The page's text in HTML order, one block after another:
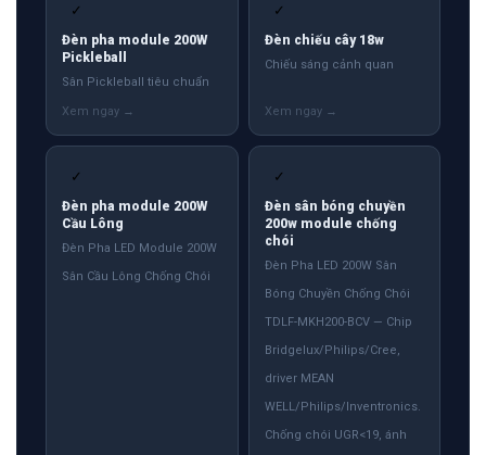
✓
Đèn pha module 200W
Pickleball
Sân Pickleball tiêu chuẩn
✓
Đèn chiếu cây 18w
Chiếu sáng cảnh quan
✓
Đèn pha module 200W
Cầu Lông
Đèn Pha LED Module 200W
Sân Cầu Lông Chống Chói
✓
Đèn sân bóng chuyền
200w module chống
chói
Đèn Pha LED 200W Sân
Bóng Chuyền Chống Chói
TDLF-MKH200-BCV — Chip
Bridgelux/Philips/Cree,
driver MEAN
WELL/Philips/Inventronics.
Chống chói UGR<19, ánh